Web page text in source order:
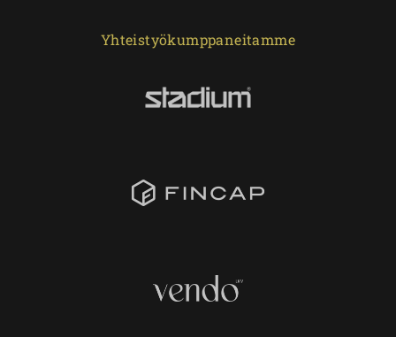
Yhteistyökumppaneitamme